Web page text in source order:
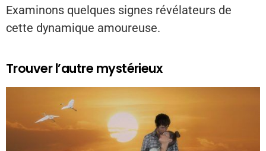
Examinons quelques signes révélateurs de
cette dynamique amoureuse.
Trouver l’autre mystérieux